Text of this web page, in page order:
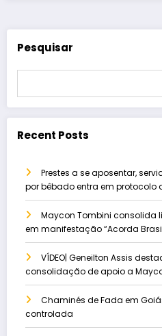
Pesquisar
Recent Posts
Prestes a se aposentar,
por bêbado entra em protocolo
Maycon Tombini consolida
em manifestação “Acorda
VÍDEO| Geneilton Assis
consolidação de apoio a
Chaminés de Fada em
controlada